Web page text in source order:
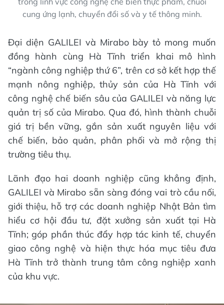
cung ứng lạnh, chuyển đổi số và y tế thông minh.
Đại diện GALILEI và Mirabo bày tỏ mong muốn
đồng hành cùng Hà Tĩnh triển khai mô hình
“ngành công nghiệp thứ 6”, trên cơ sở kết hợp thế
mạnh nông nghiệp, thủy sản của Hà Tĩnh với
công nghệ chế biến sâu của GALILEI và năng lực
quản trị số của Mirabo. Qua đó, hình thành chuỗi
giá trị bền vững, gắn sản xuất nguyên liệu với
chế biến, bảo quản, phân phối và mở rộng thị
trường tiêu thụ.
Lãnh đạo hai doanh nghiệp cũng khẳng định,
GALILEI và Mirabo sẵn sàng đóng vai trò cầu nối,
giới thiệu, hỗ trợ các doanh nghiệp Nhật Bản tìm
hiểu cơ hội đầu tư, đặt xưởng sản xuất tại Hà
Tĩnh; góp phần thúc đẩy hợp tác kinh tế, chuyển
giao công nghệ và hiện thực hóa mục tiêu đưa
Hà Tĩnh trở thành trung tâm công nghiệp xanh
của khu vực.